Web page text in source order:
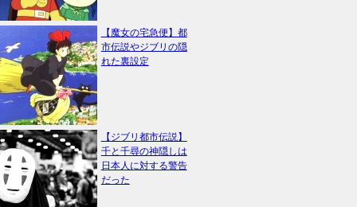
【魔女の宅急便】都
市伝説やジブリの隠
れた裏設定
【ジブリ都市伝説】
千と千尋の神隠しは
日本人に対する警告
だった